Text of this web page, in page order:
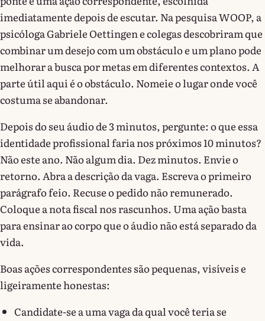
imediatamente depois de escutar. Na pesquisa WOOP, a
psicóloga Gabriele Oettingen e colegas descobriram que
combinar um desejo com um obstáculo e um plano pode
melhorar a busca por metas em diferentes contextos. A
parte útil aqui é o obstáculo. Nomeie o lugar onde você
costuma se abandonar.
Depois do seu áudio de 3 minutos, pergunte: o que essa
identidade profissional faria nos próximos 10 minutos?
Não este ano. Não algum dia. Dez minutos. Envie o
retorno. Abra a descrição da vaga. Escreva o primeiro
parágrafo feio. Recuse o pedido não remunerado.
Coloque a nota fiscal nos rascunhos. Uma ação basta
para ensinar ao corpo que o áudio não está separado da
vida.
Boas ações correspondentes são pequenas, visíveis e
ligeiramente honestas:
Candidate-se a uma vaga da qual você teria se